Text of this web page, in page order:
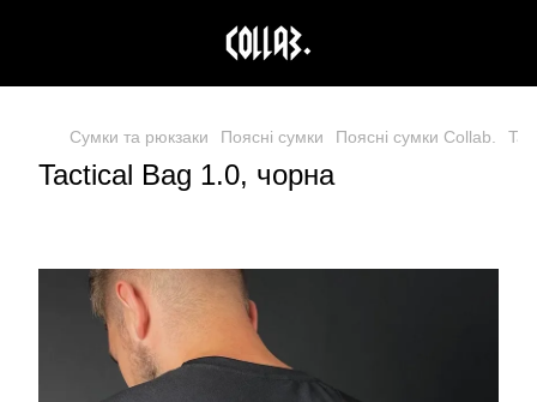
Сумки та рюкзаки Поясні сумки Поясні сумки Collab.
Tactical Bag 1.0, чорна